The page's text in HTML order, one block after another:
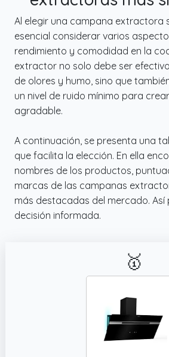
Al elegir una campana extractora
esencial considerar varios
rendimiento y comodidad en la
extractor no solo debe ser
de olores y humo, sino que
un nivel de ruido mínimo para
agradable.
A continuación, se presenta una
que facilita la elección. En ella
nombres de los productos,
marcas de las campanas
más destacadas del mercado.
decisión informada.
🥇